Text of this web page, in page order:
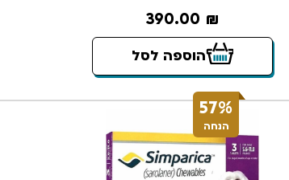
390.00 ₪
הוספה לסל
57%
הנחה